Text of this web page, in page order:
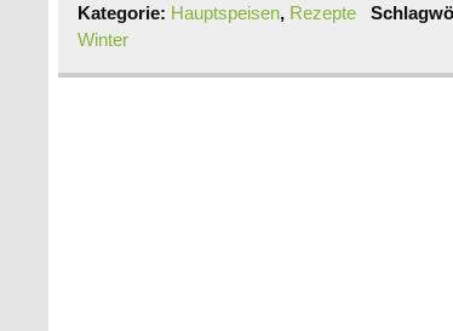
Kategorie: Hauptspeisen, Rezepte
Winter